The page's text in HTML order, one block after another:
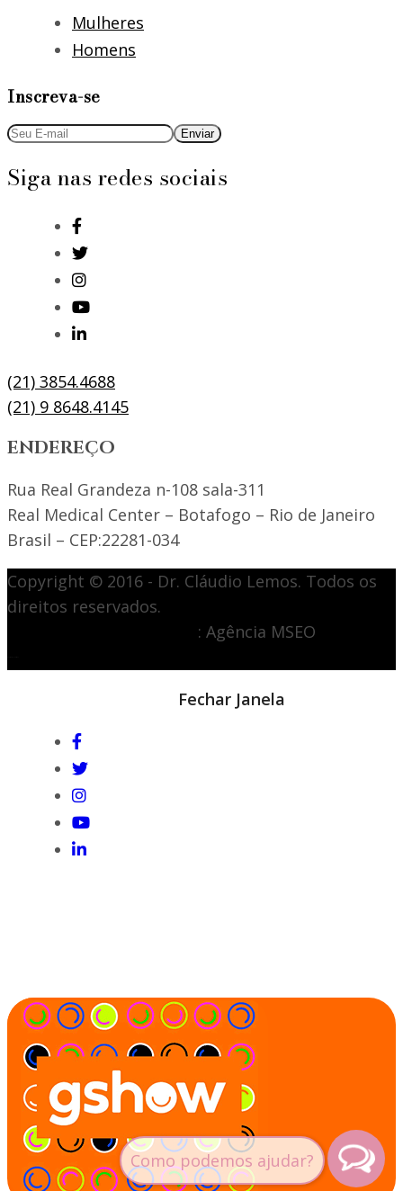
Mulheres
Homens
Inscreva-se
Siga nas redes sociais
(21) 3854.4688
(21) 9 8648.4145
ENDEREÇO
Rua Real Grandeza n-108 sala-311
Real Medical Center – Botafogo – Rio de Janeiro
Brasil – CEP:22281-034
Copyright © 2016 - Dr. Cláudio Lemos. Todos os
direitos reservados.
: Agência MSEO
Fechar Janela